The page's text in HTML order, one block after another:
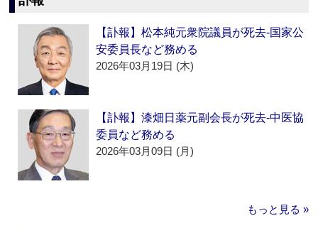
【訃報】松本純元衆院議員が死去‐国家公
安委員長など務める
2026年03月19日 (木)
【訃報】漆畑日薬元副会長が死去‐中医協
委員など務める
2026年03月09日 (月)
もっと見る »